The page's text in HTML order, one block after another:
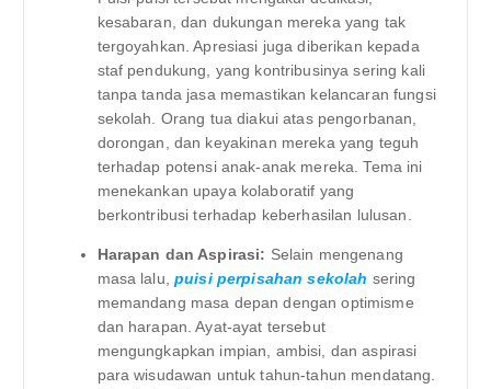
kesabaran, dan dukungan mereka yang tak
tergoyahkan. Apresiasi juga diberikan kepada
staf pendukung, yang kontribusinya sering kali
tanpa tanda jasa memastikan kelancaran fungsi
sekolah. Orang tua diakui atas pengorbanan,
dorongan, dan keyakinan mereka yang teguh
terhadap potensi anak-anak mereka. Tema ini
menekankan upaya kolaboratif yang
berkontribusi terhadap keberhasilan lulusan.
Harapan dan Aspirasi: Selain mengenang
masa lalu,puisi perpisahan sekolah sering
memandang masa depan dengan optimisme
dan harapan. Ayat-ayat tersebut
mengungkapkan impian, ambisi, dan aspirasi
para wisudawan untuk tahun-tahun mendatang.